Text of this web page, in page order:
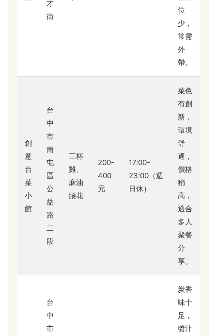
才
街
位
少，
常需
外
帶。
創
意
台
菜
小
館
台
中
市
南
屯
區
公
益
路
二
段
三杯
雞、
麻油
腰花
200-
400
元
17:00-
23:00（週
日休）
菜色
有創
新，
環境
舒
適，
價格
稍
高，
適合
多人
聚餐
分
享。
台
中
市
炭香
味十
足，
醬汁